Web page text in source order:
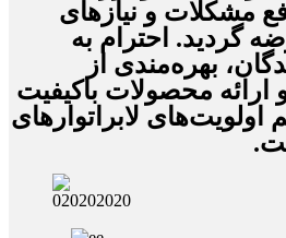
مشکلات و نیازهای
گردید. احترام به
بهره‌مندی از
ارائه محصولات باکیفیت
اولویت‌های لابراتوارهای